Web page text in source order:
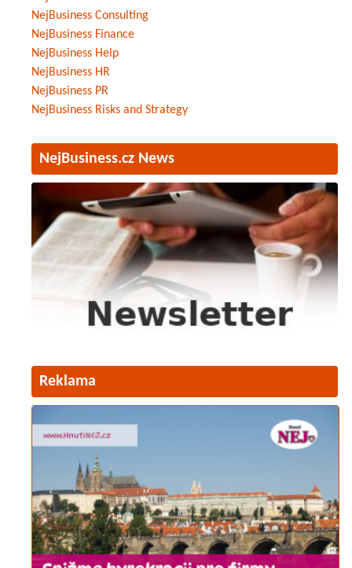
NejBusiness Consulting
NejBusiness Finance
NejBusiness Help
NejBusiness HR
NejBusiness PR
NejBusiness Risks and Strategy
NejBusiness.cz News
Reklama